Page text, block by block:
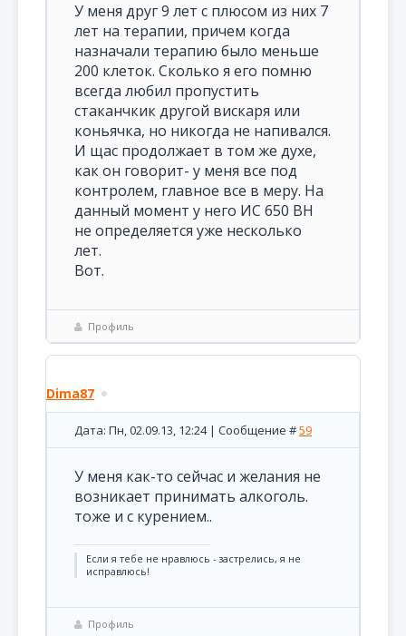
У меня друг 9 лет с плюсом из них 7
лет на терапии, причем когда
назначали терапию было меньше
200 клеток. Сколько я его помню
всегда любил пропустить
стаканчкик другой вискаря или
коньячка, но никогда не напивался.
И щас продолжает в том же духе,
как он говорит- у меня все под
контролем, главное все в меру. На
данный момент у него ИС 650 ВН
не определяется уже несколько
лет.
Вот.
Профиль
Dima87
Дата: Пн, 02.09.13, 12:24 | Сообщение #59
У меня как-то сейчас и желания не
возникает принимать алкоголь.
тоже и с курением..
Если я тебе не нравлюсь - застрелись, я не
исправлюсь!
Профиль